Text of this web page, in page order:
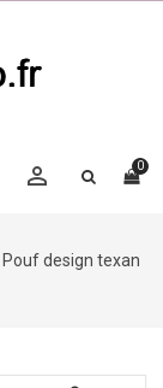
0

Pouf design texan